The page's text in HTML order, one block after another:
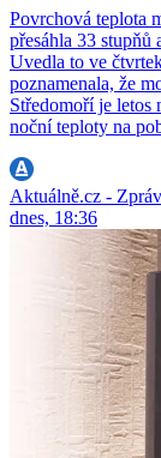
Povrchová teplota
přesáhla 33 stupňů
Uvedla to ve
poznamenala, že
Středomoří je letos
noční teploty na
Aktuálně.cz -
dnes, 18:36